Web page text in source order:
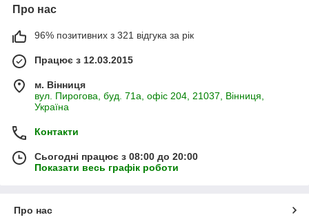
Про нас
96% позитивних з 321 відгука за рік
Працює з 12.03.2015
м. Вінниця
вул. Пирогова, буд. 71а, офіс 204, 21037, Вінниця,
Україна
Контакти
Сьогодні працює з 08:00 до 20:00
Показати весь графік роботи
Про нас